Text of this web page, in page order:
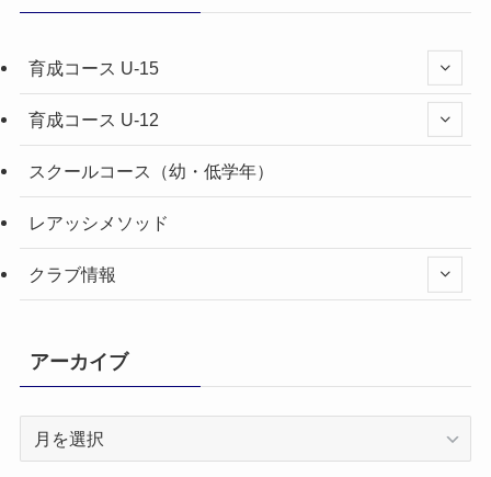
育成コース U-15
育成コース U-12
スクールコース（幼・低学年）
レアッシメソッド
クラブ情報
アーカイブ